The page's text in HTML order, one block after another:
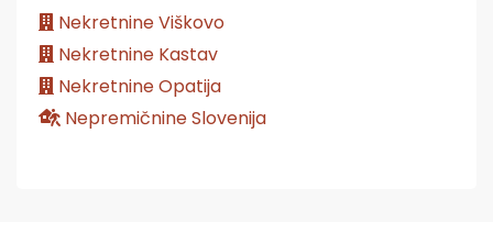
Nekretnine Viškovo
Nekretnine Kastav
Nekretnine Opatija
Nepremičnine Slovenija